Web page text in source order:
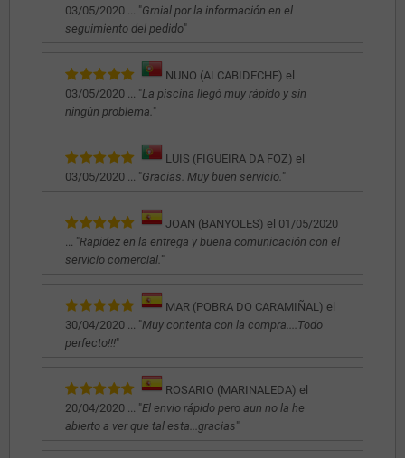
03/05/2020 ... "Grnial por la información en el
seguimiento del pedido"
NUNO (ALCABIDECHE) el
03/05/2020 ... "La piscina llegó muy rápido y sin
ningún problema. "
LUIS (FIGUEIRA DA FOZ) el
03/05/2020 ... "Gracias. Muy buen servicio. "
JOAN (BANYOLES) el 01/05/2020
... "Rapidez en la entrega y buena comunicación con el
servicio comercial. "
MAR (POBRA DO CARAMIÑAL) el
30/04/2020 ... "Muy contenta con la compra....Todo
perfecto!!!"
ROSARIO (MARINALEDA) el
20/04/2020 ... "El envio rápido pero aun no la he
abierto a ver que tal esta...gracias"